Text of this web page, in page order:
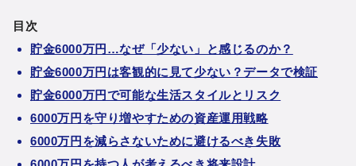
目次
貯金6000万円…なぜ「少ない」と感じるのか？
貯金6000万円は客観的に見て少ない？データで検証
貯金6000万円で可能な生活スタイルとリスク
6000万円を守り増やすための資産運用戦略
6000万円を減らさないために避けるべき失敗